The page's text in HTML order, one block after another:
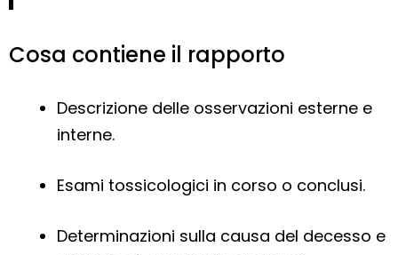
Cosa contiene il rapporto
Descrizione delle osservazioni esterne e
interne.
Esami tossicologici in corso o conclusi.
Determinazioni sulla causa del decesso e